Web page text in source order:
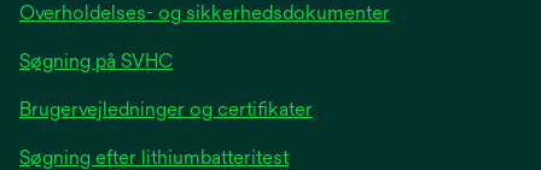
Overholdelses- og sikkerhedsdokumenter
Søgning på SVHC
Brugervejledninger og certifikater
Søgning efter lithiumbatteritest